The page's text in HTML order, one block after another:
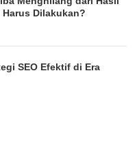
Dilakukan?
SEO Efektif di Era